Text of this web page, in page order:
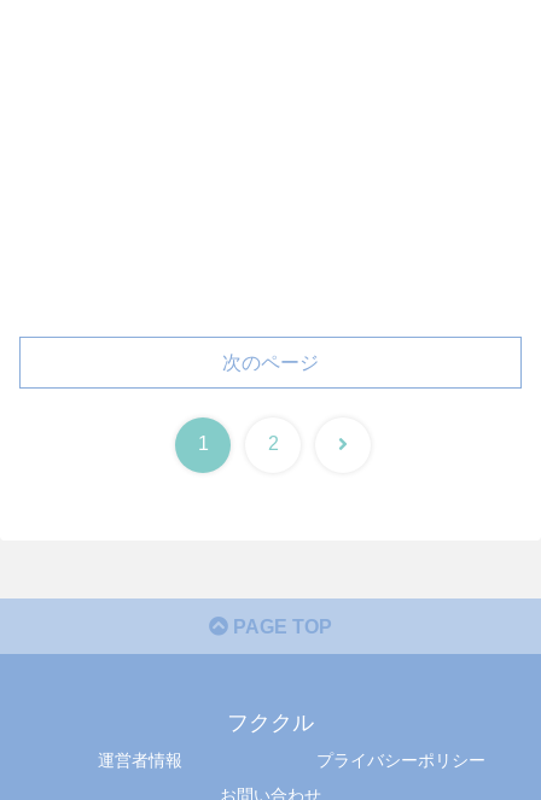
次のページ
1 2 次
PAGE TOP
フククル
運営者情報
プライバシーポリシー
お問い合わせ